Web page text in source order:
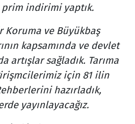
prim indirimi yaptık.
Koruma ve Büyükbaş
kapsamında ve devlet
artışlar sağladık. Tarıma
için 81 ilin
hazırladık,
yayınlayacağız.